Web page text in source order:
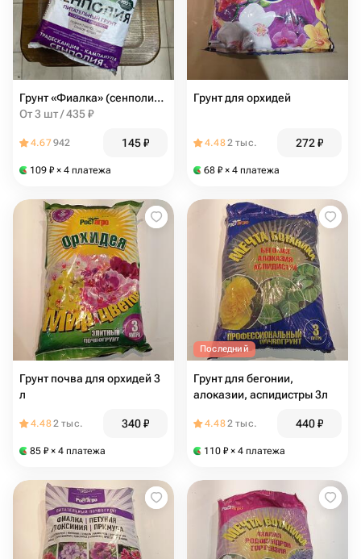
Грунт «Фиалка» (сенполия, антуриум, кампанула, аспидистра, диффенбахия) 2,5л
От 3 шт / 435 ₽
4.67942 145₽
109 ₽ × 4 платежа
Грунт для орхидей
4.482 тыс. 272₽
68 ₽ × 4 платежа
Грунт почва для орхидей 3
л
4.482 тыс. 340₽
85 ₽ × 4 платежа
Последний
Грунт для бегонии,
алоказии, аспидистры 3л
4.482 тыс. 440₽
110 ₽ × 4 платежа